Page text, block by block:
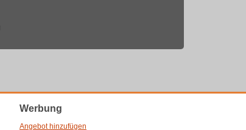
Werbung
Angebot hinzufügen